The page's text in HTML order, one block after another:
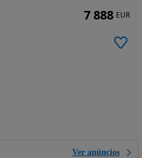
Ver anúncios
7 888 EUR